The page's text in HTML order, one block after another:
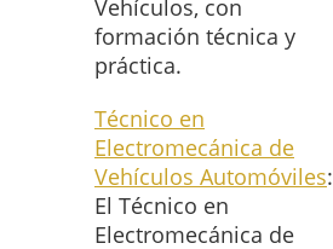
Vehículos, con
formación técnica y
práctica.
Técnico en
Electromecánica de
Vehículos Automóviles:
El Técnico en
Electromecánica de